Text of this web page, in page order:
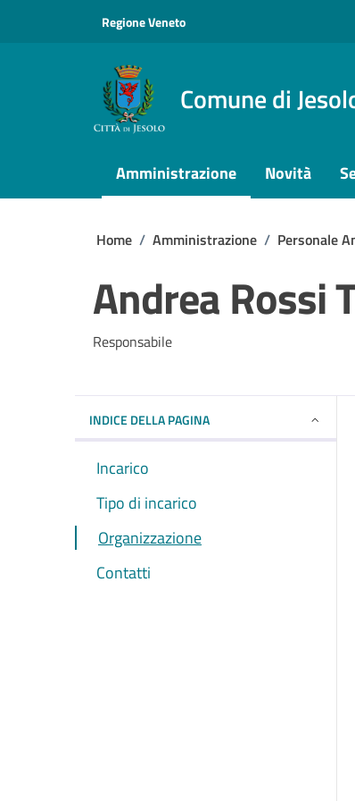
Regione Veneto
Comune di
Amministrazione Novità
Home / Amministrazione / Personale
Andrea Rossi
Responsabile
INDICE DELLA PAGINA
Incarico
Tipo di incarico
Organizzazione
Contatti